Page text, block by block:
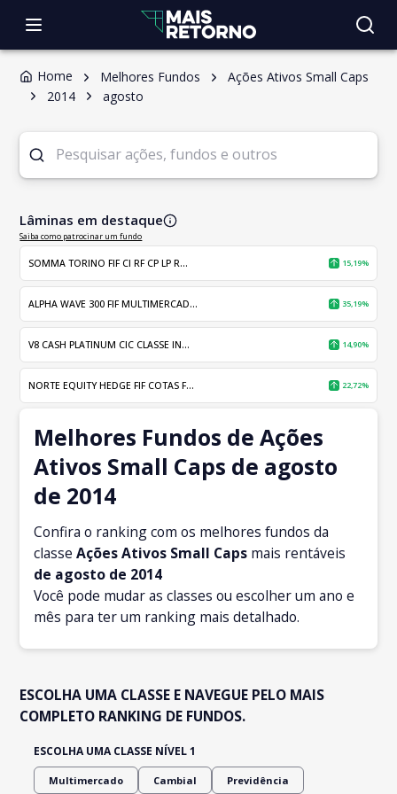
Home Melhores Fundos
Ações Ativos Small Caps
2014
agosto
Lâminas em destaque
Saiba como patrocinar um fundo
SOMMA TORINO FIF CI RF CP LP R... 15,19%
ALPHA WAVE 300 FIF MULTIMERCAD... 35,19%
V8 CASH PLATINUM CIC CLASSE IN... 14,90%
NORTE EQUITY HEDGE FIF COTAS F... 22,72%
Melhores Fundos de Ações
Ativos Small Caps de agosto
de 2014
Confira o ranking com os melhores fundos da
classeAções Ativos Small Caps mais rentáveis
de agosto de 2014
Você pode mudar as classes ou escolher um ano e
mês para ter um ranking mais detalhado.
ESCOLHA UMA CLASSE E NAVEGUE PELO MAIS
COMPLETO RANKING DE FUNDOS.
ESCOLHA UMA CLASSE NÍVEL 1
Multimercado Cambial Previdência